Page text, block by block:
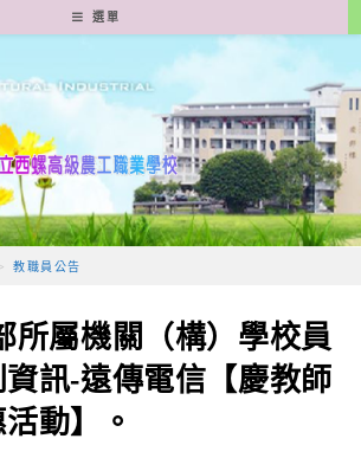
選單
> 教職員公告
所屬機關（構）學校員
訊-遠傳電信【慶教師
動】。